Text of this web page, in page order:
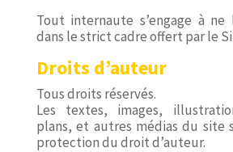
Tout internaute s’engage à
dans le strict cadre offert par le
Droits d’auteur
Tous droits réservés.
Les textes, images,
plans, et autres médias du site
protection du droit d’auteur.